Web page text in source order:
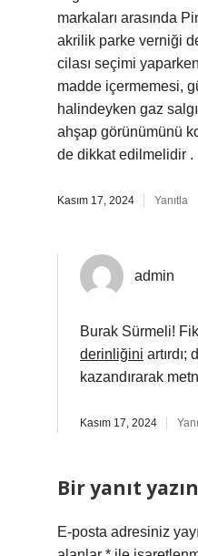
markaları arasında
akrilik parke verniği
cilası seçimi
madde içermemesi,
halindeyken gaz
ahşap görünümünü
de dikkat edilmelidir .
Kasım 17, 2024 Yanıtla
admin
Burak Sürmeli!
derinliğini
kazandırarak
Kasım 17, 2024
Bir yanıt yazın
E-posta adresiniz